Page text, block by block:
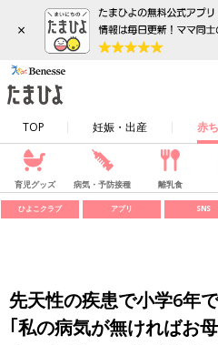
×
TOP 妊娠・出産 赤
育児グッズ 病気・予防接種 離乳食
ひよこクラブ アプリ SNS
先天性の疾患で小学6年
｢私の病気が無ければお